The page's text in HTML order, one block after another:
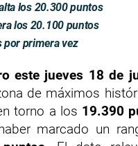
los 20.300 puntos
los 20.100 puntos
por primera vez
este jueves 18 de
de máximos
torno a los 19.390
marcado un